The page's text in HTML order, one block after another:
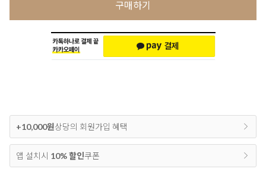
구매하기
+10,000원상당의 회원가입 혜택
앱 설치시 10% 할인쿠폰